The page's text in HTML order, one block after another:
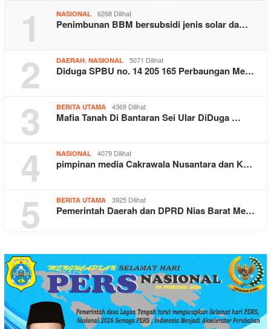
1 NASIONAL 6268 Dilihat
Penimbunan BBM bersubsidi jenis solar da…
2 DAERAH, NASIONAL 5071 Dilihat
Diduga SPBU no. 14 205 165 Perbaungan Me…
3 BERITA UTAMA 4369 Dilihat
Mafia Tanah Di Bantaran Sei Ular DiDuga …
4 NASIONAL 4079 Dilihat
pimpinan media Cakrawala Nusantara dan K…
5 BERITA UTAMA 3925 Dilihat
Pemerintah Daerah dan DPRD Nias Barat Me…